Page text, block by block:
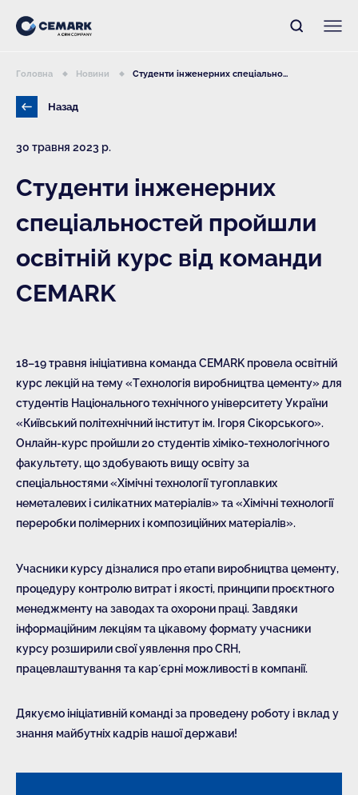
Назад
Головна Новини Студенти інженерних спеціально...
30 травня 2023 р.
Студенти інженерних
спеціальностей пройшли
освітній курс від команди
СEMARK
18–19 травня ініціативна команда CEMARK провела освітній
курс лекцій на тему «Технологія виробництва цементу» для
студентів Національного технічного університету України
«Київський політехнічний інститут ім. Ігоря Сікорського».
Онлайн-курс пройшли 20 студентів хіміко-технологічного
факультету, що здобувають вищу освіту за
спеціальностями «Хімічні технології тугоплавких
неметалевих і силікатних матеріалів» та «Хімічні технології
переробки полімерних і композиційних матеріалів».
Учасники курсу дізналися про етапи виробництва цементу,
процедуру контролю витрат і якості, принципи проєктного
менеджменту на заводах та охорони праці. Завдяки
інформаційним лекціям та цікавому формату учасники
курсу розширили свої уявлення про CRH,
працевлаштування та карʼєрні можливості в компанії.
Дякуємо ініціативній команді за проведену роботу і вклад у
знання майбутніх кадрів нашої держави!